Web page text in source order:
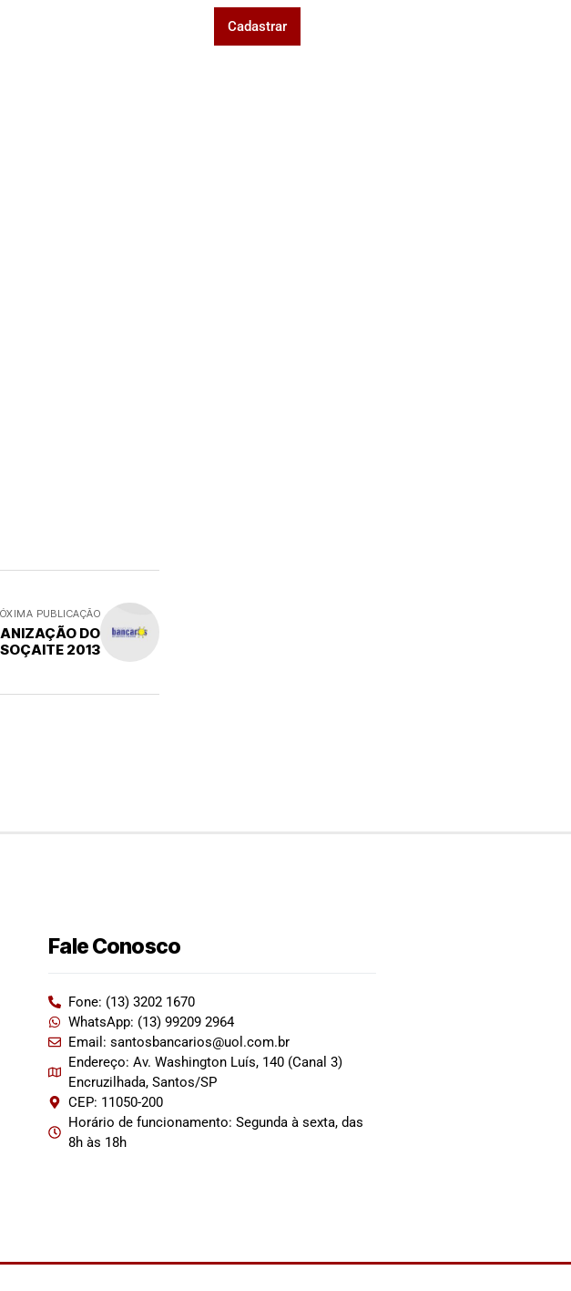
PUBLICAÇÃO
DO
2013
Cadastrar
Fale Conosco
Fone: (13) 3202 1670
WhatsApp: (13) 99209 2964
Email: santosbancarios@uol.com.br
Endereço: Av. Washington Luís, 140 (Canal 3)
Encruzilhada, Santos/SP
CEP: 11050-200
Horário de funcionamento: Segunda à sexta, das
8h às 18h